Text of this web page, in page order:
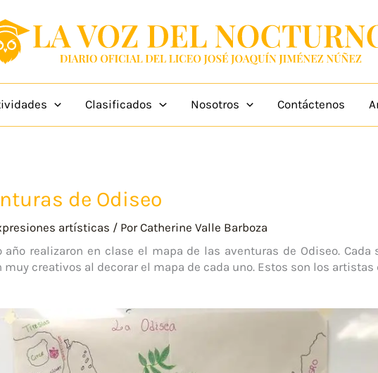
Clasificados Nosotros Contáctenos
de Odiseo
artísticas / PorCatherine Valle Barboza
realizaron en clase el mapa de las aventuras de Odiseo. Cada
creativos al decorar el mapa de cada uno. Estos son los artistas